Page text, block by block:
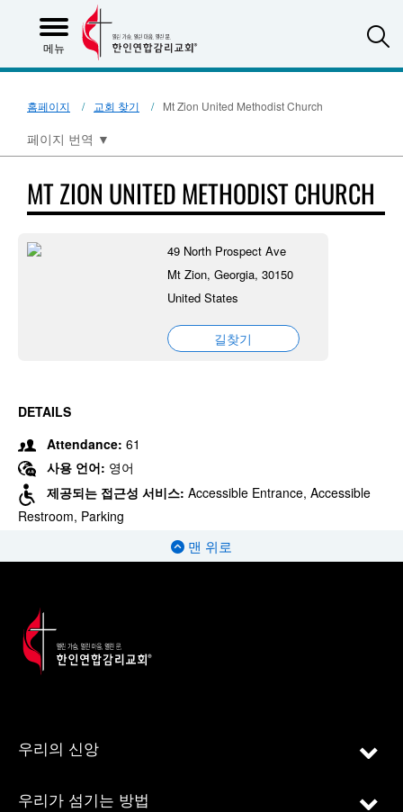
메뉴
홈페이지 교회 찾기 Mt Zion United Methodist Church
페이지 번역 ▼
MT ZION UNITED METHODIST CHURCH
49 North Prospect Ave
Mt Zion, Georgia, 30150
United States
길찾기
DETAILS
Attendance: 61
사용 언어: 영어
제공되는 접근성 서비스: Accessible Entrance, Accessible
Restroom, Parking
맨 위로
우리의 신앙
우리가 섬기는 방법